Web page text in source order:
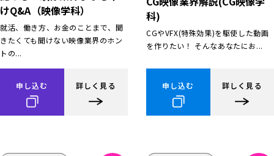
けQ&A（映像学科）
就活、働き方、お金のことまで、聞
きたくても聞けない映像業界のホン
トの...
申し込む 詳しく見る
科)
CGやVFX(特殊効果)を駆使した動画
を作りたい！ そんなあなたにお...
申し込む 詳しく見る